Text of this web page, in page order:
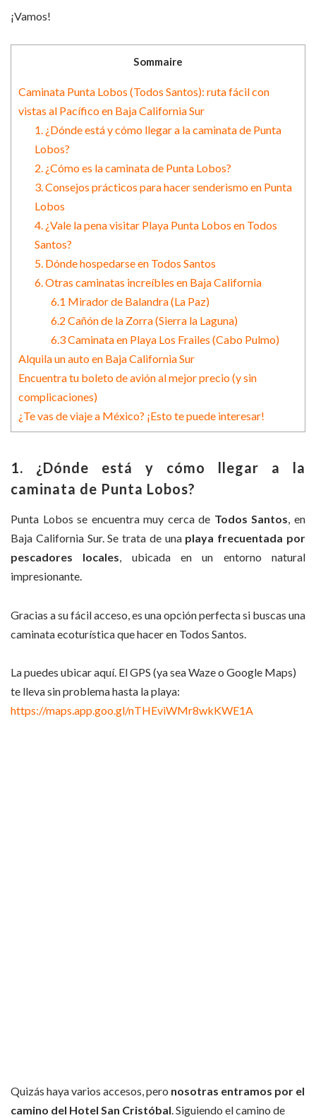
¡Vamos!
Sommaire
Caminata Punta Lobos (Todos Santos): ruta fácil con
vistas al Pacífico en Baja California Sur
1. ¿Dónde está y cómo llegar a la caminata de Punta
Lobos?
2. ¿Cómo es la caminata de Punta Lobos?
3. Consejos prácticos para hacer senderismo en Punta
Lobos
4. ¿Vale la pena visitar Playa Punta Lobos en Todos
Santos?
5. Dónde hospedarse en Todos Santos
6. Otras caminatas increíbles en Baja California
6.1 Mirador de Balandra (La Paz)
6.2 Cañón de la Zorra (Sierra la Laguna)
6.3 Caminata en Playa Los Frailes (Cabo Pulmo)
Alquila un auto en Baja California Sur
Encuentra tu boleto de avión al mejor precio (y sin
complicaciones)
¿Te vas de viaje a México? ¡Esto te puede interesar!
1. ¿Dónde está y cómo llegar a la
caminata de Punta Lobos?
Punta Lobos se encuentra muy cerca de Todos Santos, en
Baja California Sur. Se trata de una playa frecuentada por
pescadores locales, ubicada en un entorno natural
impresionante.
Gracias a su fácil acceso, es una opción perfecta si buscas una
caminata ecoturística que hacer en Todos Santos.
La puedes ubicar aquí. El GPS (ya sea Waze o Google Maps)
te lleva sin problema hasta la playa:
https://maps.app.goo.gl/nTHEviWMr8wkKWE1A
Quizás haya varios accesos, pero nosotras entramos por el
camino del Hotel San Cristóbal. Siguiendo el camino de